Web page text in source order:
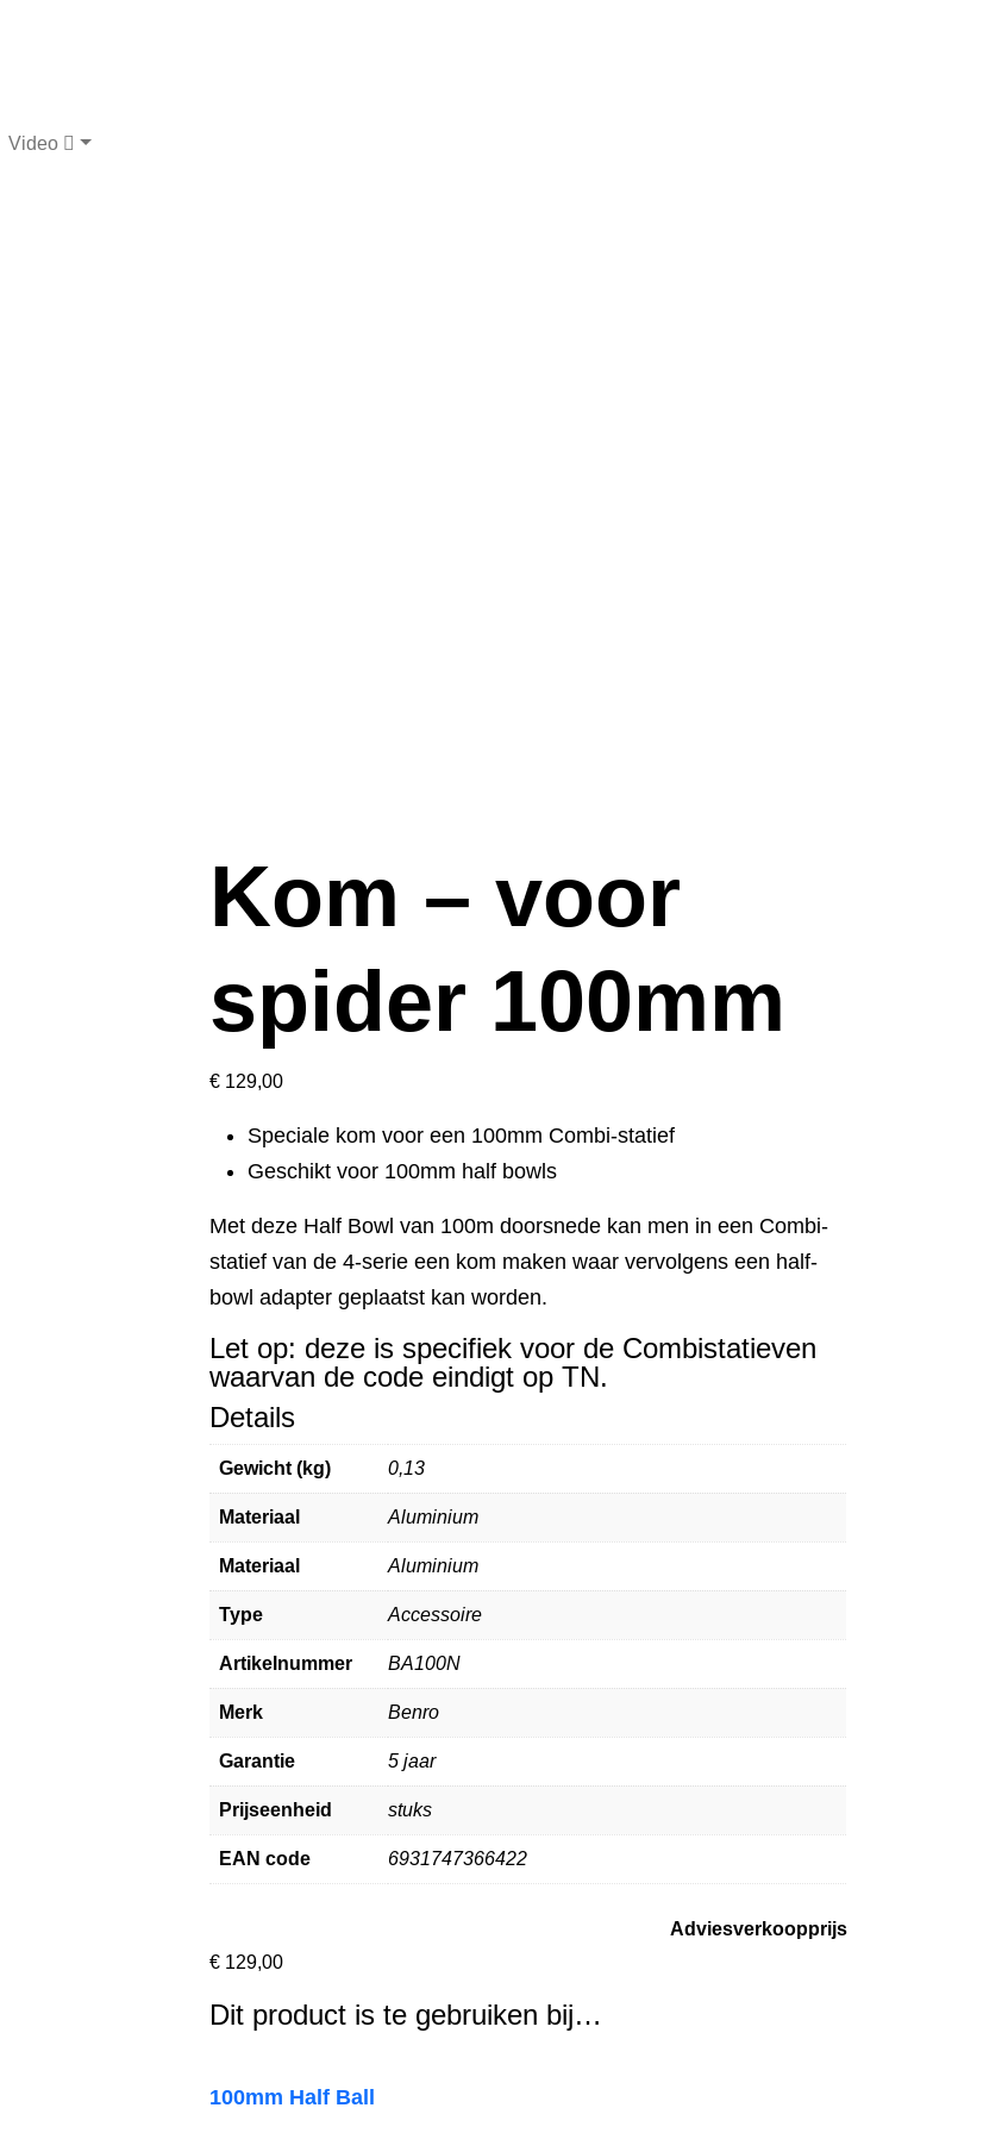
Video
Kom – voor
spider 100mm
€ 129,00
Speciale kom voor een 100mm Combi-statief
Geschikt voor 100mm half bowls
Met deze Half Bowl van 100m doorsnede kan men in een Combi-
statief van de 4-serie een kom maken waar vervolgens een half-
bowl adapter geplaatst kan worden.
Let op: deze is specifiek voor de Combistatieven
waarvan de code eindigt op TN.
Details
Gewicht (kg) 0,13
Materiaal Aluminium
Materiaal Aluminium
Type Accessoire
Artikelnummer BA100N
Merk Benro
Garantie 5 jaar
Prijseenheid stuks
EAN code 6931747366422
Adviesverkoopprijs
€ 129,00
Dit product is te gebruiken bij…
100mm Half Ball